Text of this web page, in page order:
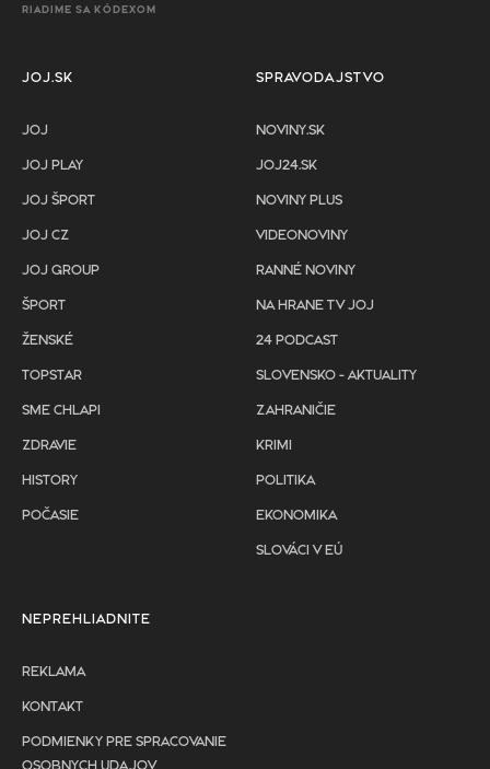
RIADIME SA KÓDEXOM
JOJ.SK
JOJ
JOJ PLAY
JOJ ŠPORT
JOJ CZ
JOJ GROUP
ŠPORT
ŽENSKÉ
TOPSTAR
SME CHLAPI
ZDRAVIE
HISTORY
POČASIE
SPRAVODAJSTVO
NOVINY.SK
JOJ24.SK
NOVINY PLUS
VIDEONOVINY
RANNÉ NOVINY
NA HRANE TV JOJ
24 PODCAST
SLOVENSKO - AKTUALITY
ZAHRANIČIE
KRIMI
POLITIKA
EKONOMIKA
SLOVÁCI V EÚ
NEPREHLIADNITE
REKLAMA
KONTAKT
PODMIENKY PRE SPRACOVANIE
OSOBNYCH UDAJOV